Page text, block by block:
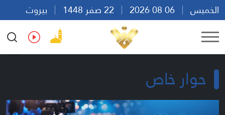
الخميس
بيروت
14:49
Ar En Fr Es
حوار خاص